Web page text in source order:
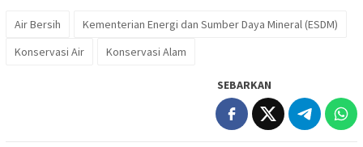
Air Bersih
Kementerian Energi dan Sumber Daya Mineral (ESDM)
Konservasi Air
Konservasi Alam
SEBARKAN